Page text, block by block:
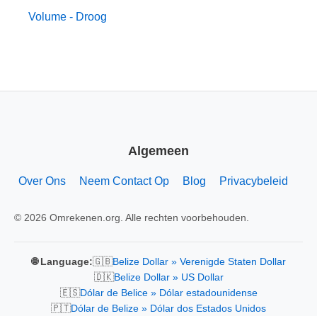
Volume - Droog
Algemeen
Over Ons Neem Contact Op Blog Privacybeleid
© 2026 Omrekenen.org. Alle rechten voorbehouden.
🌐 Language:🇬🇧Belize Dollar » Verenigde Staten Dollar
🇩🇰Belize Dollar » US Dollar
🇪🇸Dólar de Belice » Dólar estadounidense
🇵🇹Dólar de Belize » Dólar dos Estados Unidos